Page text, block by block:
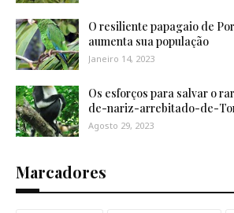
O resiliente papagaio de
aumenta sua população
Janeiro 14, 2023
Os esforços para salvar o
de-nariz-arrebitado-de-
Agosto 29, 2023
Marcadores